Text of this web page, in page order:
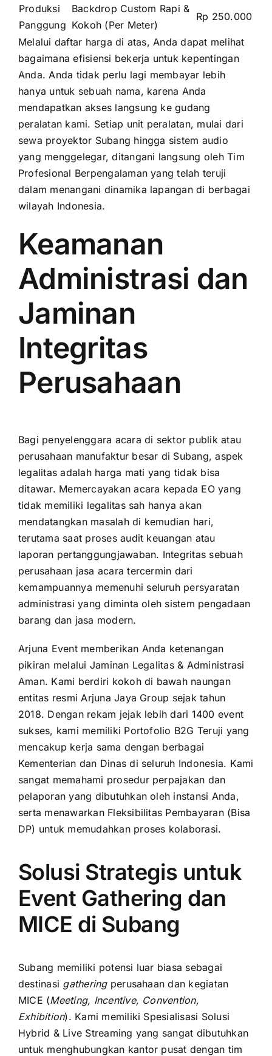
Produksi
Panggung
Backdrop Custom Rapi &
Kokoh (Per Meter)
Rp 250.000
Melalui daftar harga di atas, Anda dapat melihat
bagaimana efisiensi bekerja untuk kepentingan
Anda. Anda tidak perlu lagi membayar lebih
hanya untuk sebuah nama, karena Anda
mendapatkan akses langsung ke gudang
peralatan kami. Setiap unit peralatan, mulai dari
sewa proyektor Subang hingga sistem audio
yang menggelegar, ditangani langsung oleh Tim
Profesional Berpengalaman yang telah teruji
dalam menangani dinamika lapangan di berbagai
wilayah Indonesia.
Keamanan
Administrasi dan
Jaminan
Integritas
Perusahaan
Bagi penyelenggara acara di sektor publik atau
perusahaan manufaktur besar di Subang, aspek
legalitas adalah harga mati yang tidak bisa
ditawar. Memercayakan acara kepada EO yang
tidak memiliki legalitas sah hanya akan
mendatangkan masalah di kemudian hari,
terutama saat proses audit keuangan atau
laporan pertanggungjawaban. Integritas sebuah
perusahaan jasa acara tercermin dari
kemampuannya memenuhi seluruh persyaratan
administrasi yang diminta oleh sistem pengadaan
barang dan jasa modern.
Arjuna Event memberikan Anda ketenangan
pikiran melalui Jaminan Legalitas & Administrasi
Aman. Kami berdiri kokoh di bawah naungan
entitas resmi Arjuna Jaya Group sejak tahun
2018. Dengan rekam jejak lebih dari 1400 event
sukses, kami memiliki Portofolio B2G Teruji yang
mencakup kerja sama dengan berbagai
Kementerian dan Dinas di seluruh Indonesia. Kami
sangat memahami prosedur perpajakan dan
pelaporan yang dibutuhkan oleh instansi Anda,
serta menawarkan Fleksibilitas Pembayaran (Bisa
DP) untuk memudahkan proses kolaborasi.
Solusi Strategis untuk
Event Gathering dan
MICE di Subang
Subang memiliki potensi luar biasa sebagai
destinasi gatheringperusahaan dan kegiatan
MICE (Meeting, Incentive, Convention,
Exhibition). Kami memiliki Spesialisasi Solusi
Hybrid & Live Streaming yang sangat dibutuhkan
untuk menghubungkan kantor pusat dengan tim